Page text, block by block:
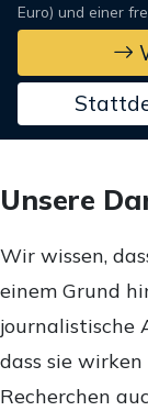
Euro) und einer
Unsere
Wir wissen,
einem Grund
journalistische
dass sie
Recherchen